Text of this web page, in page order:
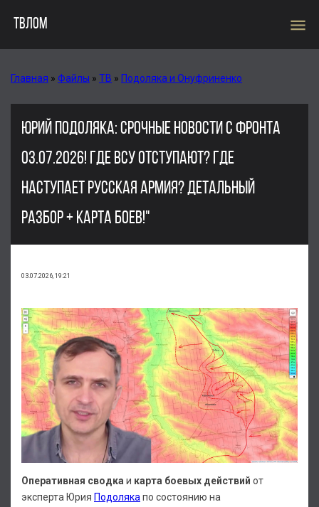
ТВЛОМ menu
Главная » Файлы » ТВ » Подоляка и Онуфриненко
ЮРИЙ ПОДОЛЯКА: СРОЧНЫЕ НОВОСТИ С ФРОНТА
03.07.2026! ГДЕ ВСУ ОТСТУПАЮТ? ГДЕ
НАСТУПАЕТ РУССКАЯ АРМИЯ? ДЕТАЛЬНЫЙ
РАЗБОР + КАРТА БОЕВ!"
03.07.2026, 19:21
Оперативная сводка и карта боевых действий от
эксперта Юрия Подолякапо состоянию на